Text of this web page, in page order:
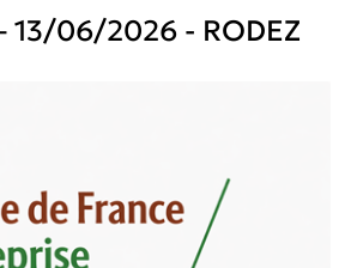
13/06/2026 - RODEZ